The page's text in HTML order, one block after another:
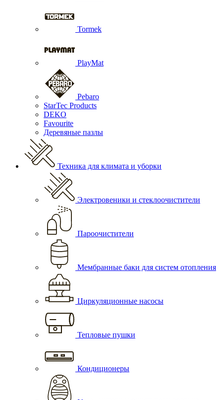
Tormek
PlayMat
Pebaro
StarTec Products
DEKO
Favourite
Деревяные пазлы
Техника для климата и уборки
Электровеники и стеклоочистители
Пароочистители
Мембранные баки для систем отопления
Циркуляционные насосы
Тепловые пушки
Кондиционеры